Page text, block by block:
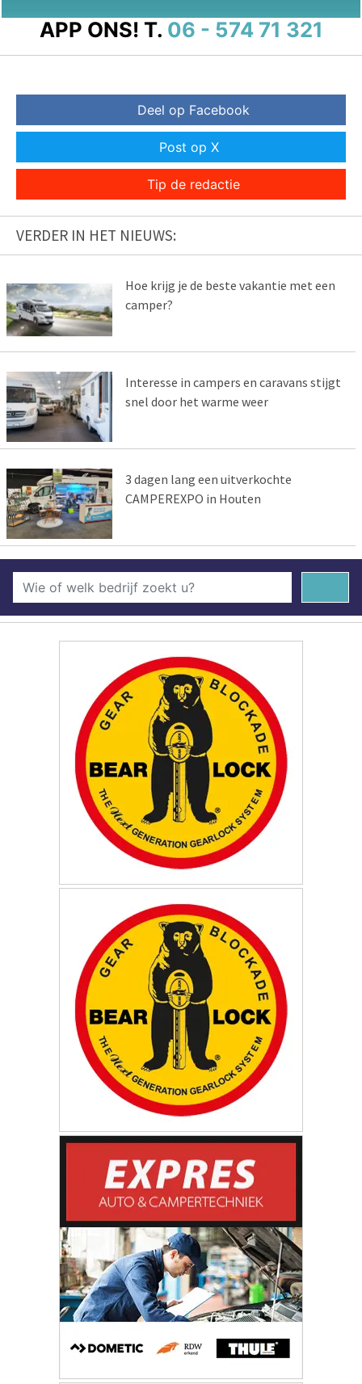
APP ONS! T. 06 - 574 71 321
Deel op Facebook
Post op X
Tip de redactie
VERDER IN HET NIEUWS:
Hoe krijg je de beste vakantie met een
camper?
Interesse in campers en caravans stijgt
snel door het warme weer
3 dagen lang een uitverkochte
CAMPEREXPO in Houten